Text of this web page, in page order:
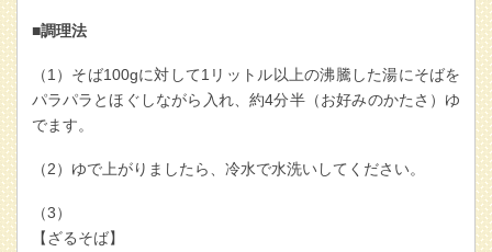
■調理法
（1）そば100gに対して1リットル以上の沸騰した湯にそばを
パラパラとほぐしながら入れ、約4分半（お好みのかたさ）ゆ
でます。
（2）ゆで上がりましたら、冷水で水洗いしてください。
（3）
【ざるそば】